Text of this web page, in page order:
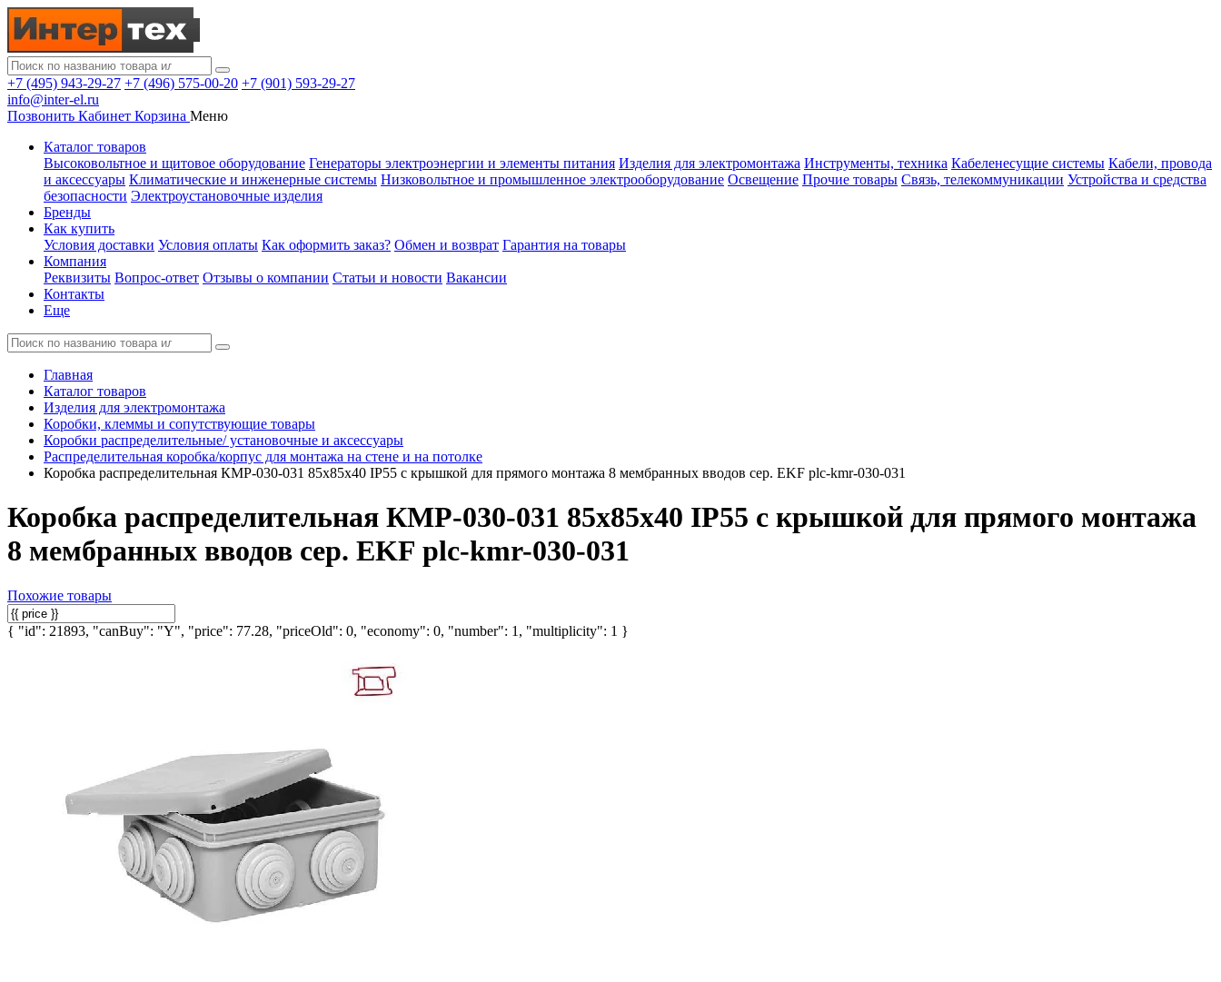
+7 (495) 943-29-27 +7 (496) 575-00-20 +7 (901) 593-29-27
info@inter-el.ru
Позвонить Кабинет Корзина Меню
Каталог товаров
Высоковольтное и щитовое оборудование Генераторы электроэнергии и элементы питания Изделия для электромонтажа Инструменты, техника Кабеленесущие системы Кабели, провода
и аксессуары Климатические и инженерные системы Низковольтное и промышленное электрооборудование Освещение Прочие товары Связь, телекоммуникации Устройства и средства
безопасности Электроустановочные изделия
Бренды
Как купить
Условия доставки Условия оплаты Как оформить заказ? Обмен и возврат Гарантия на товары
Компания
Реквизиты Вопрос-ответ Отзывы о компании Статьи и новости Вакансии
Контакты
Еще
Главная
Каталог товаров
Изделия для электромонтажа
Коробки, клеммы и сопутствующие товары
Коробки распределительные/ установочные и аксессуары
Распределительная коробка/корпус для монтажа на стене и на потолке
Коробка распределительная КМР-030-031 85х85х40 IP55 с крышкой для прямого монтажа 8 мембранных вводов сер. EKF plc-kmr-030-031
Коробка распределительная КМР-030-031 85х85х40 IP55 с крышкой для прямого монтажа
8 мембранных вводов сер. EKF plc-kmr-030-031
Похожие товары
{ "id": 21893, "canBuy": "Y", "price": 77.28, "priceOld": 0, "economy": 0, "number": 1, "multiplicity": 1 }